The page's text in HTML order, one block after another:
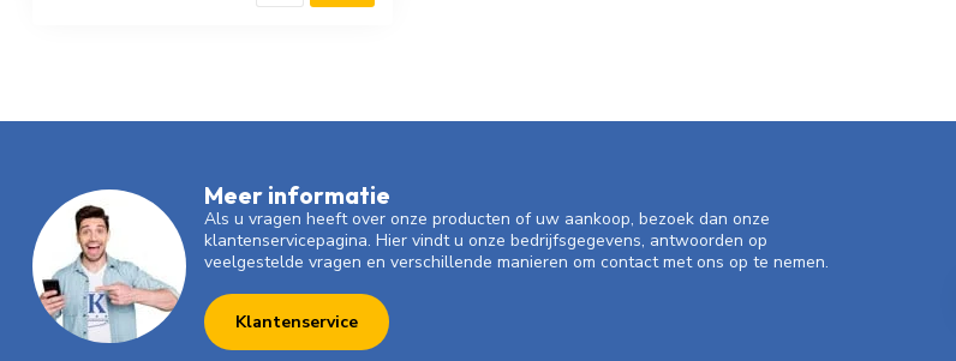
Meer informatie
Als u vragen heeft over onze producten of uw aankoop, bezoek dan onze
klantenservicepagina. Hier vindt u onze bedrijfsgegevens, antwoorden op
veelgestelde vragen en verschillende manieren om contact met ons op te nemen.
Klantenservice